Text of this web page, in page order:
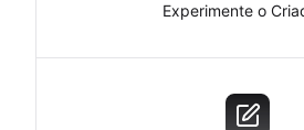
Experimente o